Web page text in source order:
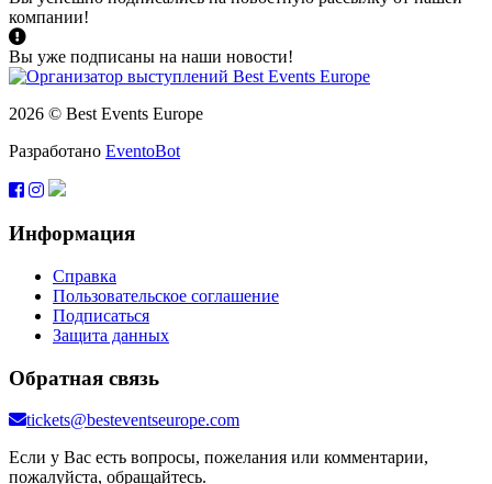
компании!
Вы уже подписаны на наши новости!
2026 © Best Events Europe
Разработано EventoBot
Информация
Справка
Пользовательское соглашение
Подписаться
Защита данных
Обратная связь
tickets@besteventseurope.com
Если у Вас есть вопросы, пожелания или комментарии,
пожалуйста, обращайтесь.